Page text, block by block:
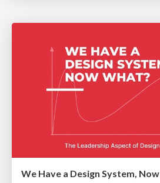
We Have a Design System,